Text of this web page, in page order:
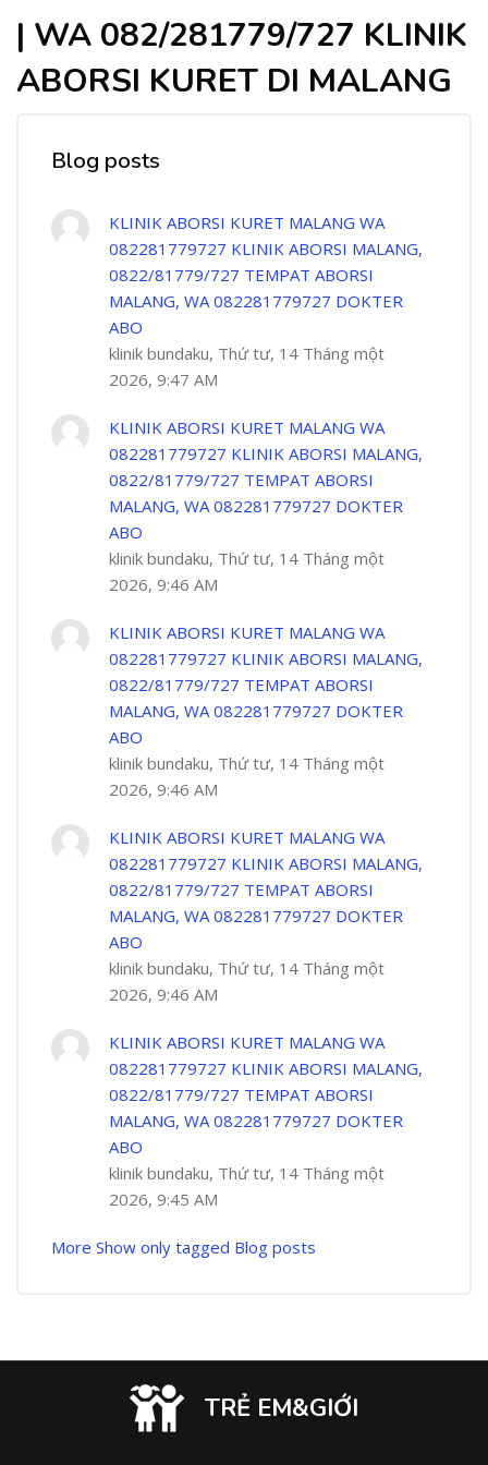
| WA 082/281779/727 KLINIK
ABORSI KURET DI MALANG
Blog posts
KLINIK ABORSI KURET MALANG WA
082281779727 KLINIK ABORSI MALANG,
0822/81779/727 TEMPAT ABORSI
MALANG, WA 082281779727 DOKTER
ABO
klinik bundaku, Thứ tư, 14 Tháng một
2026, 9:47 AM
KLINIK ABORSI KURET MALANG WA
082281779727 KLINIK ABORSI MALANG,
0822/81779/727 TEMPAT ABORSI
MALANG, WA 082281779727 DOKTER
ABO
klinik bundaku, Thứ tư, 14 Tháng một
2026, 9:46 AM
KLINIK ABORSI KURET MALANG WA
082281779727 KLINIK ABORSI MALANG,
0822/81779/727 TEMPAT ABORSI
MALANG, WA 082281779727 DOKTER
ABO
klinik bundaku, Thứ tư, 14 Tháng một
2026, 9:46 AM
KLINIK ABORSI KURET MALANG WA
082281779727 KLINIK ABORSI MALANG,
0822/81779/727 TEMPAT ABORSI
MALANG, WA 082281779727 DOKTER
ABO
klinik bundaku, Thứ tư, 14 Tháng một
2026, 9:46 AM
KLINIK ABORSI KURET MALANG WA
082281779727 KLINIK ABORSI MALANG,
0822/81779/727 TEMPAT ABORSI
MALANG, WA 082281779727 DOKTER
ABO
klinik bundaku, Thứ tư, 14 Tháng một
2026, 9:45 AM
More Show only tagged Blog posts
TRẺ EM&GIỚI